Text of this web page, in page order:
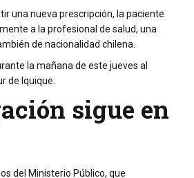
una nueva prescripción, la paciente
a la profesional de salud, una
de nacionalidad chilena.
la mañana de este jueves al
de Iquique.
sigue en
del Ministerio Público, que